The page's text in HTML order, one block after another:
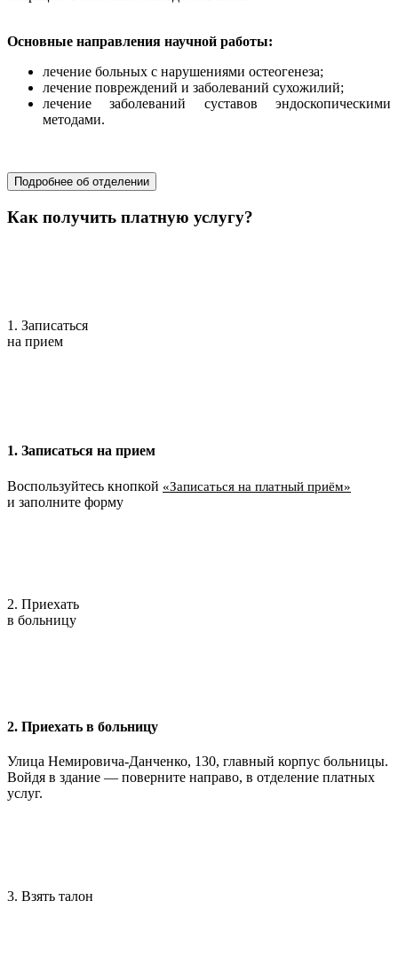
Основные направления научной работы:
лечение больных с нарушениями остеогенеза;
лечение повреждений и заболеваний сухожилий;
лечение заболеваний суставов эндоскопическими
методами.
Подробнее об отделении
Как получить платную услугу?
1. Записаться
на прием
1. Записаться на прием
Воспользуйтесь кнопкой «Записаться на платный приём»
и заполните форму
2. Приехать
в больницу
2. Приехать в больницу
Улица Немировича-Данченко, 130, главный корпус больницы.
Войдя в здание — поверните направо, в отделение платных
услуг.
3. Взять талон